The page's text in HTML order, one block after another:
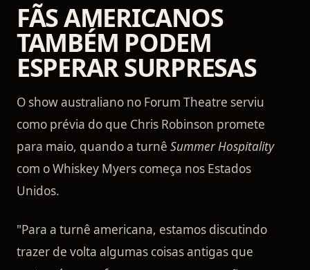
FÃS AMERICANOS
TAMBÉM PODEM
ESPERAR SURPRESAS
O show australiano no Forum Theatre serviu
como prévia do que Chris Robinson promete
para maio, quando a turnê Summer Hospitality
com o Whiskey Myers começa nos Estados
Unidos.
"Para a turnê americana, estamos discutindo
trazer de volta algumas coisas antigas que